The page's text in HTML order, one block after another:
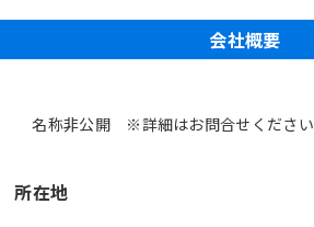
会社概要
名称非公開 ※詳細はお問合せください
所在地